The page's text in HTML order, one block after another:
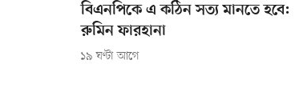
বিএনপিকে এ কঠিন সত্য মানতে হবে:
রুমিন ফারহানা
১৯ ঘণ্টা আগে